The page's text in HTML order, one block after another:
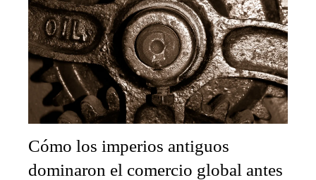
Cómo los imperios antiguos
dominaron el comercio global antes